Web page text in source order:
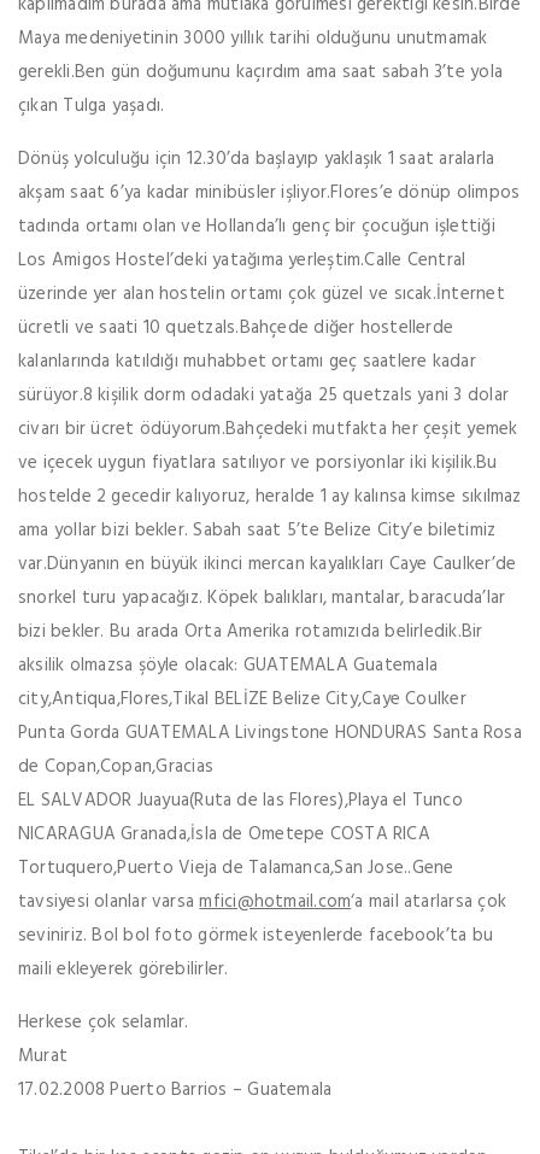
Maya medeniyetinin 3000 yıllık tarihi olduğunu unutmamak
gerekli.Ben gün doğumunu kaçırdım ama saat sabah 3’te yola
çıkan Tulga yaşadı.
Dönüş yolculuğu için 12.30’da başlayıp yaklaşık 1 saat aralarla
akşam saat 6’ya kadar minibüsler işliyor.Flores’e dönüp olimpos
tadında ortamı olan ve Hollanda’lı genç bir çocuğun işlettiği
Los Amigos Hostel’deki yatağıma yerleştim.Calle Central
üzerinde yer alan hostelin ortamı çok güzel ve sıcak.İnternet
ücretli ve saati 10 quetzals.Bahçede diğer hostellerde
kalanlarında katıldığı muhabbet ortamı geç saatlere kadar
sürüyor.8 kişilik dorm odadaki yatağa 25 quetzals yani 3 dolar
civarı bir ücret ödüyorum.Bahçedeki mutfakta her çeşit yemek
ve içecek uygun fiyatlara satılıyor ve porsiyonlar iki kişilik.Bu
hostelde 2 gecedir kalıyoruz, heralde 1 ay kalınsa kimse sıkılmaz
ama yollar bizi bekler. Sabah saat 5’te Belize City’e biletimiz
var.Dünyanın en büyük ikinci mercan kayalıkları Caye Caulker’de
snorkel turu yapacağız. Köpek balıkları, mantalar, baracuda’lar
bizi bekler. Bu arada Orta Amerika rotamızıda belirledik.Bir
aksilik olmazsa şöyle olacak: GUATEMALA Guatemala
city,Antiqua,Flores,Tikal BELİZE Belize City,Caye Coulker
Punta Gorda GUATEMALA Livingstone HONDURAS Santa Rosa
de Copan,Copan,Gracias
EL SALVADOR Juayua(Ruta de las Flores),Playa el Tunco
NICARAGUA Granada,İsla de Ometepe COSTA RICA
Tortuquero,Puerto Vieja de Talamanca,San Jose..Gene
tavsiyesi olanlar varsamfici@hotmail.com‘a mail atarlarsa çok
seviniriz. Bol bol foto görmek isteyenlerde facebook’ta bu
maili ekleyerek görebilirler.
Herkese çok selamlar.
Murat
17.02.2008 Puerto Barrios – Guatemala